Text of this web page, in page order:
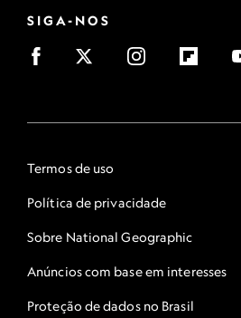
SIGA-NOS
Termos de uso
Política de privacidade
Sobre National Geographic
Anúncios com base em interesses
Proteção de dados no Brasil